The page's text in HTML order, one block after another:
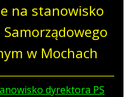
na stanowisko
w Mochach
dyrektora PS